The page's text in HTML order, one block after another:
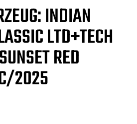
INDIAN
LTD+TECH
RED
2025